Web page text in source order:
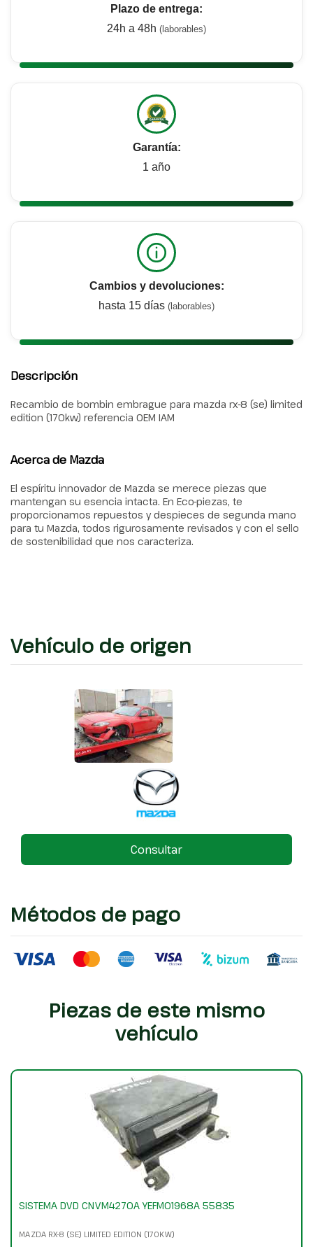
Plazo de entrega:
24h a 48h (laborables)
Garantía:
1 año
Cambios y devoluciones:
hasta 15 días (laborables)
Descripción
Recambio de bombin embrague para mazda rx-8 (se) limited
edition (170kw) referencia OEM IAM
Acerca de Mazda
El espíritu innovador de Mazda se merece piezas que
mantengan su esencia intacta. En Eco-piezas, te
proporcionamos repuestos y despieces de segunda mano
para tu Mazda, todos rigurosamente revisados y con el sello
de sostenibilidad que nos caracteriza.
Vehículo de origen
Consultar
Métodos de pago
Piezas de este mismo
vehículo
SISTEMA DVD CNVM4270A YEFM01968A 55835
MAZDA RX-8 (SE) LIMITED EDITION (170KW)